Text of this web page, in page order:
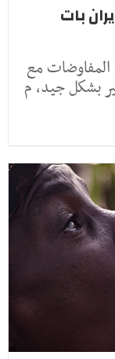
بات
المفاوضات مع
بشكل جيد، م